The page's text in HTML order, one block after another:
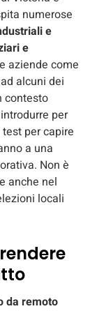
numerose
e
e
aziende come
alcuni dei
contesto
per
per capire
a una
Non è
anche nel
locali
da remoto